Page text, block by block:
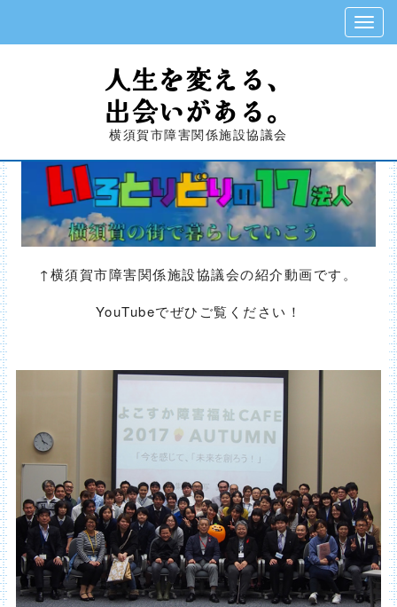
人生を変える、
出会いがある。
横須賀市障害関係施設協議会
↑横須賀市障害関係施設協議会の紹介動画です。
YouTubeでぜひご覧ください！